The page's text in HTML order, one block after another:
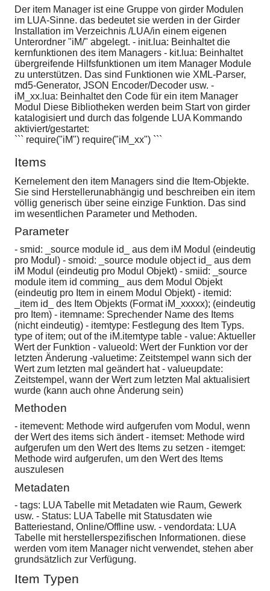
Der item Manager ist eine Gruppe von girder Modulen
im LUA-Sinne. das bedeutet sie werden in der Girder
Installation im Verzeichnis /LUA/in einem eigenen
Unterordner "iM/" abgelegt. - init.lua: Beinhaltet die
kernfunktionen des item Managers - kit.lua: Beinhaltet
übergreifende Hilfsfunktionen um item Manager Module
zu unterstützen. Das sind Funktionen wie XML-Parser,
md5-Generator, JSON Encoder/Decoder usw. -
iM_xx.lua: Beinhaltet den Code für ein item Manager
Modul Diese Bibliotheken werden beim Start von girder
katalogisiert und durch das folgende LUA Kommando
aktiviert/gestartet:
``` require("iM") require("iM_xx") ```
Items
Kernelement den item Managers sind die Item-Objekte.
Sie sind Herstellerunabhängig und beschreiben ein item
völlig generisch über seine einzige Funktion. Das sind
im wesentlichen Parameter und Methoden.
Parameter
- smid: _source module id_ aus dem iM Modul (eindeutig
pro Modul) - smoid: _source module object id_ aus dem
iM Modul (eindeutig pro Modul Objekt) - smiid: _source
module item id comming_ aus dem Modul Objekt
(eindeutig pro Item in einem Modul Objekt) - itemid:
_item id_ des Item Objekts (Format iM_xxxxx); (eindeutig
pro Item) - itemname: Sprechender Name des Items
(nicht eindeutig) - itemtype: Festlegung des Item Typs.
type of item; out of the iM.itemtype table - value: Aktueller
Wert der Funktion - valueold: Wert der Funktion vor der
letzten Änderung -valuetime: Zeitstempel wann sich der
Wert zum letzten mal geändert hat - valueupdate:
Zeitstempel, wann der Wert zum letzten Mal aktualisiert
wurde (kann auch ohne Änderung sein)
Methoden
- itemevent: Methode wird aufgerufen vom Modul, wenn
der Wert des items sich ändert - itemset: Methode wird
aufgerufen um den Wert des Items zu setzen - itemget:
Methode wird aufgerufen, um den Wert des Items
auszulesen
Metadaten
- tags: LUA Tabelle mit Metadaten wie Raum, Gewerk
usw. - Status: LUA Tabelle mit Statusdaten wie
Batteriestand, Online/Offline usw. - vendordata: LUA
Tabelle mit herstellerspezifischen Informationen. diese
werden vom item Manager nicht verwendet, stehen aber
grundsätzlich zur Verfügung.
Item Typen